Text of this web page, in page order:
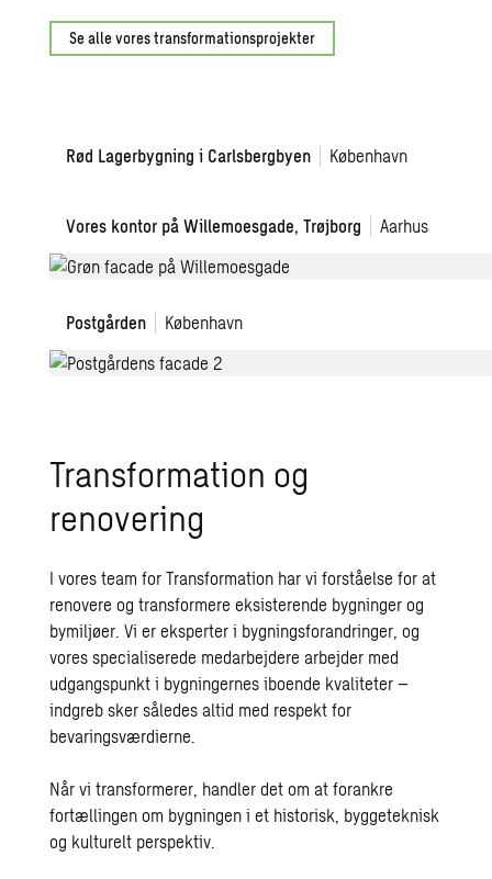
Se alle vores transformationsprojekter
Rød Lagerbygning i Carlsbergbyen København
Rød
Vores kontor på Willemoesgade, Trøjborg Aarhus
Willemoesgade
Postgården København
Postgården
Transformation og
renovering
I vores team for Transformation har vi forståelse for at
renovere og transformere eksisterende bygninger og
bymiljøer. Vi er eksperter i bygningsforandringer, og
vores specialiserede medarbejdere arbejder med
udgangspunkt i bygningernes iboende kvaliteter –
indgreb sker således altid med respekt for
bevaringsværdierne.
Når vi transformerer, handler det om at forankre
fortællingen om bygningen i et historisk, byggeteknisk
og kulturelt perspektiv.